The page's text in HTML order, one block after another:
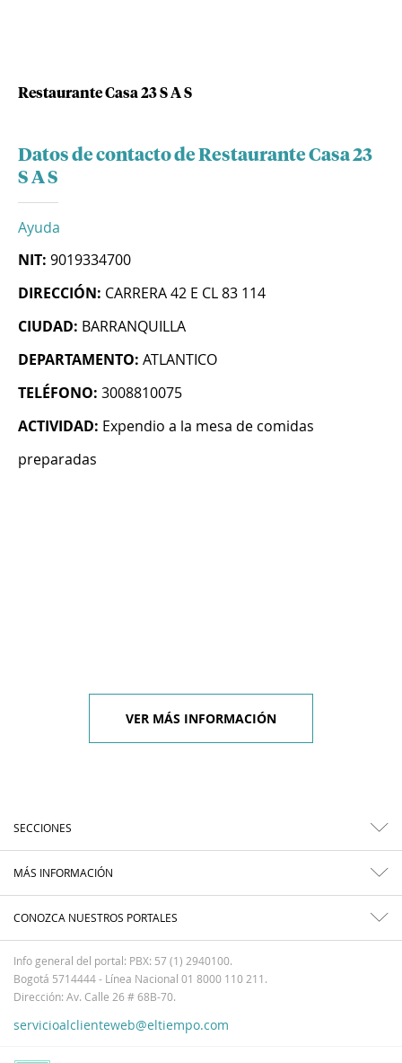
Restaurante Casa 23 S A S
Datos de contacto de Restaurante Casa 23
S A S
Ayuda
NIT: 9019334700
DIRECCIÓN: CARRERA 42 E CL 83 114
CIUDAD: BARRANQUILLA
DEPARTAMENTO: ATLANTICO
TELÉFONO: 3008810075
ACTIVIDAD: Expendio a la mesa de comidas
preparadas
VER MÁS INFORMACIÓN
SECCIONES
MÁS INFORMACIÓN
CONOZCA NUESTROS PORTALES
Info general del portal: PBX: 57 (1) 2940100.
Bogotá 5714444 - Línea Nacional 01 8000 110 211.
Dirección: Av. Calle 26 # 68B-70.
servicioalclienteweb@eltiempo.com